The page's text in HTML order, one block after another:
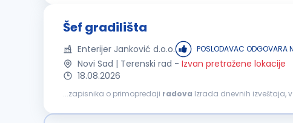
Šef gradilišta
Enterijer Janković d.o.o. POSLODAVAC ODGOVARA
Novi Sad | Terenski rad - Izvan pretražene lokacije
18.08.2026
...zapisnika o primopredaji radova Izrada dnevnih izveštaja,